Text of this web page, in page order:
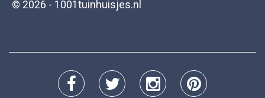
© 2026 - 1001tuinhuisjes.nl